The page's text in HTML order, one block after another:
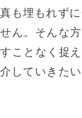
真も埋もれず
せん。そんな
すことなく捉
介していきたい